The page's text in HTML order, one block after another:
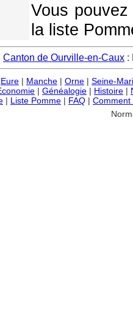
Vous
la liste
Canton de Ourville-en-Caux :
Eure | Manche | Orne | Seine-
| Généalogie | Histoire |
| Liste Pomme | FAQ | Comment